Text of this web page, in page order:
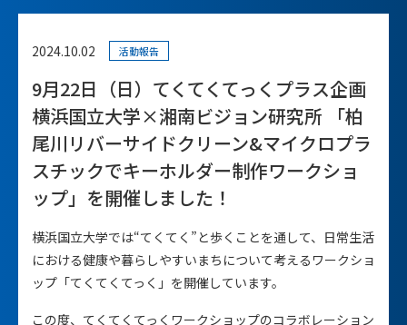
2024.10.02 活動報告
9月22日（日）てくてくてっくプラス企画
横浜国立大学×湘南ビジョン研究所 「柏
尾川リバーサイドクリーン&マイクロプラ
スチックでキーホルダー制作ワークショ
ップ」を開催しました！
横浜国立大学では“てくてく”と歩くことを通して、日常生活
における健康や暮らしやすいまちについて考えるワークショ
ップ「てくてくてっく」を開催しています。
この度、てくてくてっくワークショップのコラボレーション